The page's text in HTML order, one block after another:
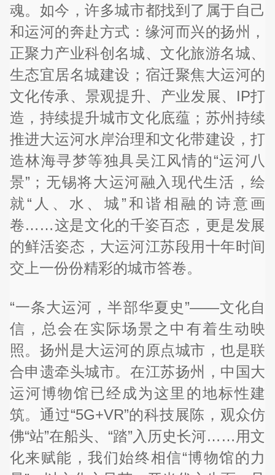
魂。如今，许多城市都找到了属于自己
和运河的奔赴方式：缘河而兴的扬州，
正聚力产业科创名城、文化旅游名城、
生态宜居名城建设；宿迁聚焦大运河的
文化传承、景观提升、产业发展、IP打
造，持续提升城市文化底蕴；苏州持续
推进大运河水岸治理和文化带建设，打
造林海寻梦等独具吴江风情的“运河八
景”；无锡将大运河融入现代生活，绘
就“人、水、城”和谐相融的诗意画
卷……这是文化的千姿百态，更是发展
的鲜活姿态，大运河江苏段用十年时间
交上一份份精彩的城市答卷。
“一条大运河，半部华夏史”——文化自
信，总会在实际场景之中有着生动映
照。扬州是大运河的原点城市，也是联
合申遗牵头城市。在江苏扬州，中国大
运河博物馆已经成为这里的地标性建
筑。通过“5G+VR”的科技展陈，观众仿
佛“站”在船头、“踏”入历史长河……用文
化来赋能，我们始终相信“博物馆的力